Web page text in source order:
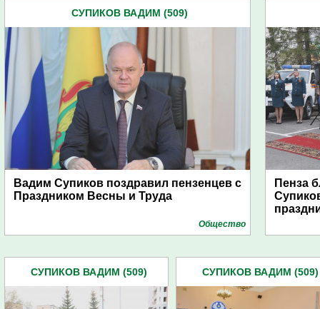
СУПИКОВ ВАДИМ (509)
Вадим Супиков поздравил пензенцев с
Праздником Весны и Труда
Общество
Пенза
СУПИКОВ ВАДИМ (509) СУПИКОВ ВАДИМ (509)